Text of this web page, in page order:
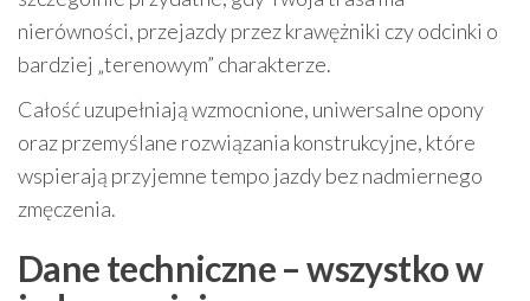
nierówności, przejazdy przez krawężniki czy odcinki o
bardziej „terenowym” charakterze.
Całość uzupełniają wzmocnione, uniwersalne opony
oraz przemyślane rozwiązania konstrukcyjne, które
wspierają przyjemne tempo jazdy bez nadmiernego
zmęczenia.
Dane techniczne – wszystko w